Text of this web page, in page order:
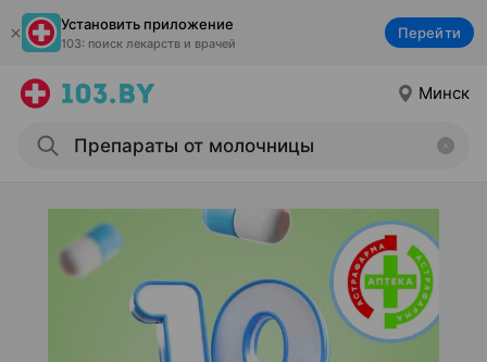
Установить приложение
103: поиск лекарств и врачей
Перейти
Минск